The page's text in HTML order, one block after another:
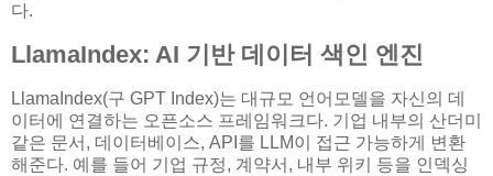
다.
LlamaIndex: AI 기반 데이터 색인 엔진
LlamaIndex(구 GPT Index)는 대규모 언어모델을 자신의 데
이터에 연결하는 오픈소스 프레임워크다. 기업 내부의 산더미
같은 문서, 데이터베이스, API를 LLM이 접근 가능하게 변환
해준다. 예를 들어 기업 규정, 계약서, 내부 위키 등을 인덱싱